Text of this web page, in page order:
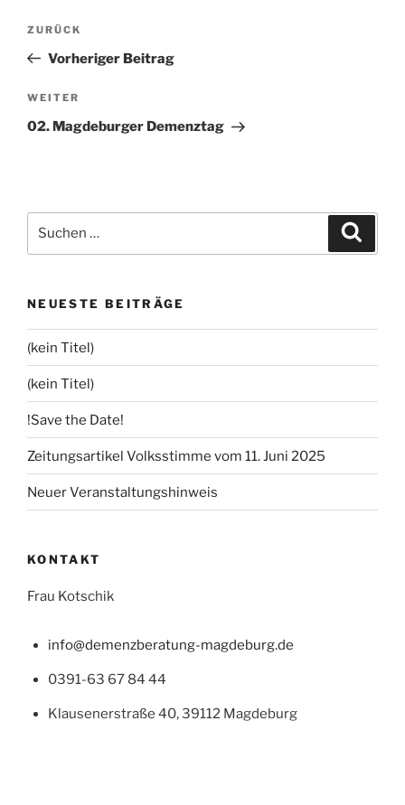
Beitragsnavigation
Vorheriger
Beitrag
ZURÜCK
Vorheriger Beitrag
Nächster
Beitrag
WEITER
02. Magdeburger Demenztag
nach:
NEUESTE BEITRÄGE
(kein Titel)
(kein Titel)
!Save the Date!
Zeitungsartikel Volksstimme vom 11. Juni 2025
Neuer Veranstaltungshinweis
KONTAKT
Frau Kotschik
info@demenzberatung-magdeburg.de
0391-63 67 84 44
Klausenerstraße 40, 39112 Magdeburg